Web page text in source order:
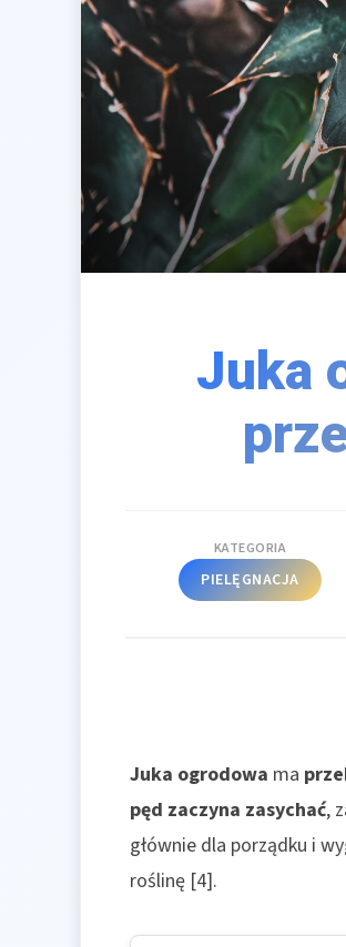
Juka
KATEGORIA
PIELĘGNACJA
Juka ogrodowa ma
pęd zaczyna zasychać,
głównie dla porządku i
roślinę [4].